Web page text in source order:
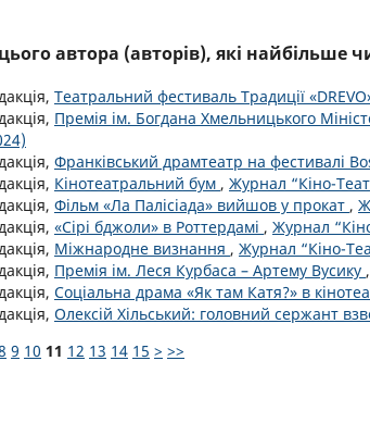
цього автора (авторів), які найбільше
Театральний фестиваль Традиції
Премія ім. Богдана Хмельницького
Франківський драмтеатр на фестивалі
Кінотеатральний бум , Журнал “Кіно-
Фільм «Ла Палісіада» вийшов у прокат ,
«Сірі бджоли» в Роттердамі , Журнал
Міжнародне визнання , Журнал “Кіно-
Премія ім. Леся Курбаса – Артему Вусику ,
Соціальна драма «Як там Катя?» в
Олексій Хільський: головний сержант
9 10 11 12 13 14 15 > >>